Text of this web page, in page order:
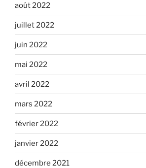
août 2022
juillet 2022
juin 2022
mai 2022
avril 2022
mars 2022
février 2022
janvier 2022
décembre 2021